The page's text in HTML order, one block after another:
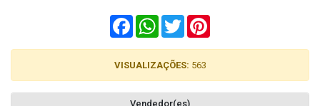
FacebookWhatsApp
Twitter
VISUALIZAÇÕES: 563
Vendedor(es)